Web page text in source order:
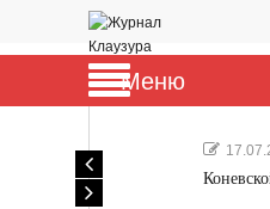
Меню